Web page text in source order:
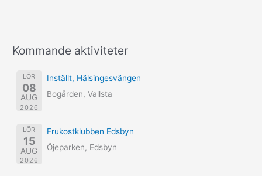
Kommande aktiviteter
LÖR
08
AUG
2026
Inställt, Hälsingesvängen
Bogården, Vallsta
LÖR
15
AUG
2026
Frukostklubben Edsbyn
Öjeparken, Edsbyn